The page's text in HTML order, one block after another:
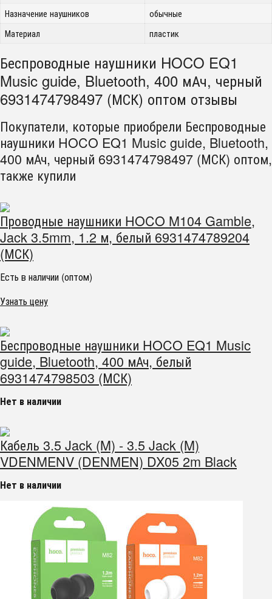
Назначение наушников
обычные
Материал
пластик
Беспроводные наушники HOCO EQ1
Music guide, Bluetooth, 400 мАч, черный
6931474798497 (МСК) оптом отзывы
Покупатели, которые приобрели Беспроводные
наушники HOCO EQ1 Music guide, Bluetooth,
400 мАч, черный 6931474798497 (МСК) оптом,
также купили
Проводные наушники HOCO M104 Gamble,
Jack 3.5mm, 1.2 м, белый 6931474789204
(МСК)
Есть в наличии (оптом)
Узнать цену
Беспроводные наушники HOCO EQ1 Music
guide, Bluetooth, 400 мАч, белый
6931474798503 (МСК)
Нет в наличии
Кабель 3.5 Jack (M) - 3.5 Jack (M)
VDENMENV (DENMEN) DX05 2m Black
Нет в наличии